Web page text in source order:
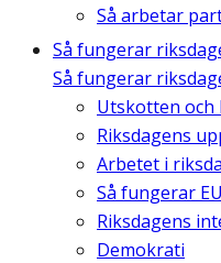
Så arbetar
Så fungerar
Så fungerar
Utskotten och
Riksdagens
Arbetet i
Så fungerar EU
Riksdagens
Demokrati